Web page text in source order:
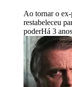
Ao tornar o
restabeleceu
poderHá 3 anos